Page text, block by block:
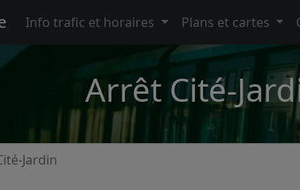
Info trafic et horaires Plans et cartes
Arrêt Cité-
Jardin